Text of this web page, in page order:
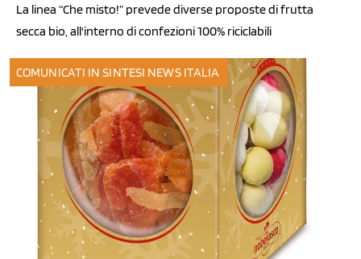
La linea “Che misto!” prevede diverse proposte di frutta
secca bio, all'interno di confezioni 100% riciclabili
COMUNICATI IN SINTESI NEWS ITALIA